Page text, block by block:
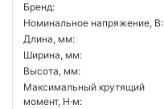
Бренд:
Номинальное напряжение, В:
Длина, мм:
Ширина, мм:
Высота, мм:
Максимальный крутящий
момент, Н·м: